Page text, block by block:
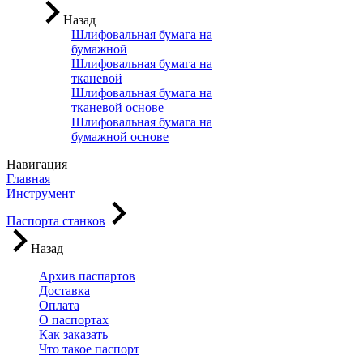
Назад
Шлифовальная бумага на
бумажной
Шлифовальная бумага на
тканевой
Шлифовальная бумага на
тканевой основе
Шлифовальная бумага на
бумажной основе
Навигация
Главная
Инструмент
Паспорта станков
Назад
Архив паспартов
Доставка
Оплата
О паспортах
Как заказать
Что такое паспорт